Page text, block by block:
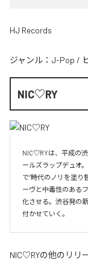
HJ Records
ジャンル： J-Pop /
NIC♡RY
NIC♡RYは、平成の
ールズラップデュオ
で“時代のノリを塗り
ーヴと中毒性のある
化させる。渋谷発の
付かせていく。
NIC♡RYの他のリリ